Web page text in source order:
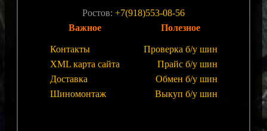
Ростов: +7(918)553-08-56
Важное
Контакты
XML карта сайта
Доставка
Шиномонтаж
Полезное
Проверка б/у шин
Прайс б/у шин
Обмен б/у шин
Выкуп б/у шин